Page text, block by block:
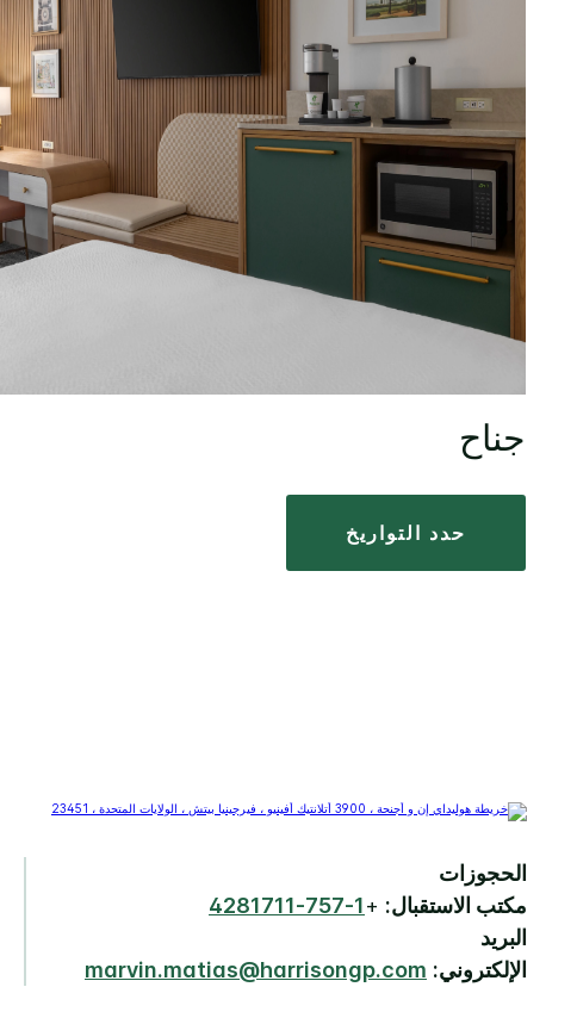
جناح
حدد التواريخ
الحجوزات
مكتب الاستقبال: +
1-757-4281711
البريد
الإلكتروني: marvin.matias@harrisongp.com